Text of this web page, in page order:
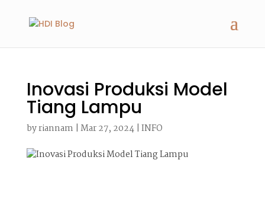
Inovasi Produksi Model
Tiang Lampu
byriannam | Mar 27, 2024| INFO